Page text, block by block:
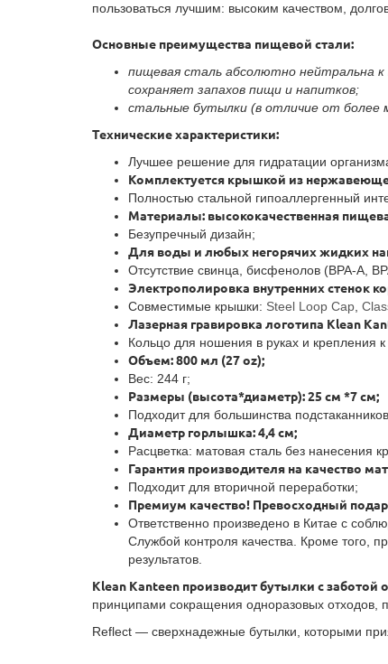
пользоваться лучшим: высоким качеством,
Основные преимущества пищевой стали:
пищевая сталь абсолютно нейтральна
сохраняет запахов пищи и напитков;
стальные бутылки (в отличие от более
Технические характеристики:
Лучшее решение для гидратации
Комплектуется крышкой из
Полностью стальной гипоаллергенный
Материалы: высококачественная
Безупречный дизайн;
Для воды и любых негорячих жидких
Отсутствие свинца, бисфенолов (BPA-A,
Электрополировка внутренних стенок
Совместимые крышки: Steel Loop Cap
Лазерная гравировка логотипа Klean
Кольцо для ношения в руках и крепления к
Объем: 800 мл (27 oz);
Вес: 244 г;
Размеры (высота*диаметр): 25 см *7 см;
Подходит для большинства
Диаметр горлышка: 4,4 см;
Расцветка: матовая сталь без нанесения
Гарантия производителя на качество
Подходит для вторичной переработки;
Премиум качество! Превосходный
Ответственно произведено в Китае с
Службой контроля качества. Кроме того,
результатов.
Klean Kanteen производит бутылки с
принципами сокращения одноразовых отходов,
Reflect — сверхнадежные бутылки, которыми